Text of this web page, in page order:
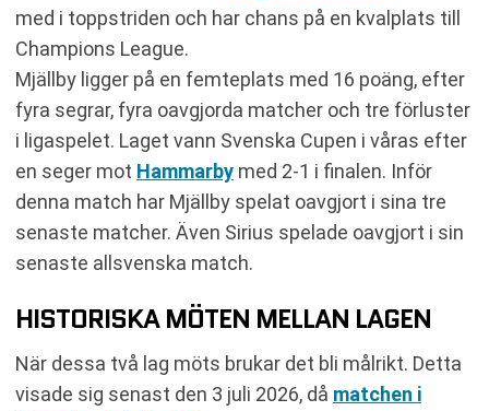
med i toppstriden och har chans på en kvalplats till
Champions League.
Mjällby ligger på en femteplats med 16 poäng, efter
fyra segrar, fyra oavgjorda matcher och tre förluster
i ligaspelet. Laget vann Svenska Cupen i våras efter
en seger mot Hammarby med 2-1 i finalen. Inför
denna match har Mjällby spelat oavgjort i sina tre
senaste matcher. Även Sirius spelade oavgjort i sin
senaste allsvenska match.
HISTORISKA MÖTEN MELLAN LAGEN
När dessa två lag möts brukar det bli målrikt. Detta
visade sig senast den 3 juli 2026, då matchen i